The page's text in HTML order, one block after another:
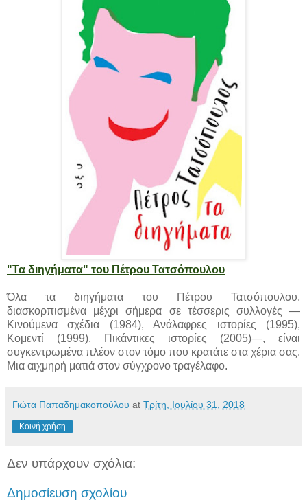
"Τα διηγήματα" του Πέτρου Τατσόπουλου
Όλα τα διηγήματα του Πέτρου Τατσόπουλου,
διασκορπισμένα μέχρι σήμερα σε τέσσερις συλλογές —
Κινούμενα σχέδια (1984), Ανάλαφρες ιστορίες (1995),
Κομεντί (1999), Πικάντικες ιστορίες (2005)—, είναι
συγκεντρωμένα πλέον στον τόμο που κρατάτε στα χέρια σας.
Μια αιχμηρή ματιά στον σύγχρονο τραγέλαφο.
Γιώτα Παπαδημακοπούλου at Τρίτη, Ιουλίου 31, 2018
Κοινή χρήση
Δεν υπάρχουν σχόλια:
Δημοσίευση σχολίου